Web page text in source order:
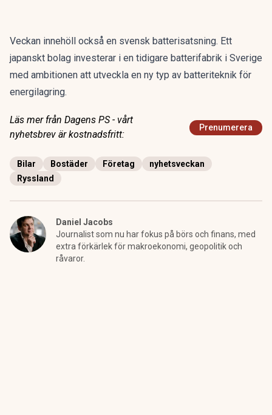
Veckan innehöll också en svensk batterisatsning. Ett
japanskt bolag investerar i en tidigare batterifabrik i Sverige
med ambitionen att utveckla en ny typ av batteriteknik för
energilagring.
Läs mer från Dagens PS - vårt
nyhetsbrev är kostnadsfritt:
Prenumerera
Bilar Bostäder Företag
nyhetsveckan
Ryssland
Daniel Jacobs
Journalist som nu har fokus på börs och finans, med
extra förkärlek för makroekonomi, geopolitik och
råvaror.